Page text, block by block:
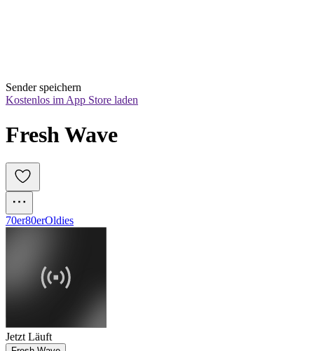
Sender speichern
Kostenlos im App Store laden
Fresh Wave
70er80erOldies
Jetzt Läuft